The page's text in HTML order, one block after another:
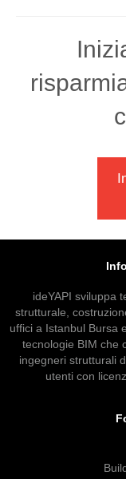
ideYAPI sviluppa
strutturale,
uffici a Istanbul Bursa
tecnologie BIM che
ingegneri strutturali
utenti con